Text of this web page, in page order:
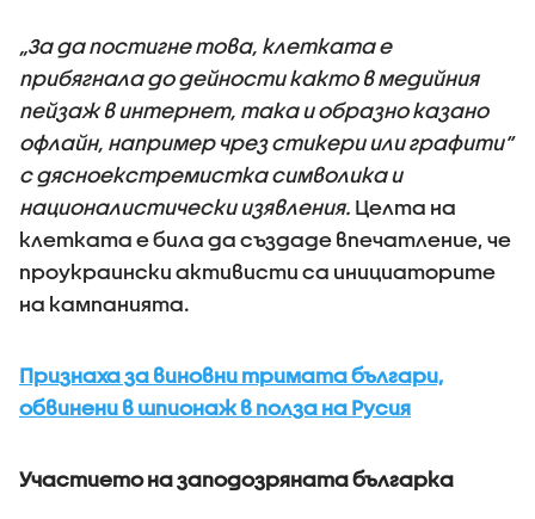
„За да постигне това, клетката е
прибягнала до дейности както в медийния
пейзаж в интернет, така и образно казано
офлайн, например чрез стикери или графити“
с дясноекстремистка символика и
националистически изявления. Целта на
клетката е била да създаде впечатление, че
проукраински активисти са инициаторите
на кампанията.
Признаха за виновни тримата българи,
обвинени в шпионаж в полза на Русия
Участието на заподозряната българка